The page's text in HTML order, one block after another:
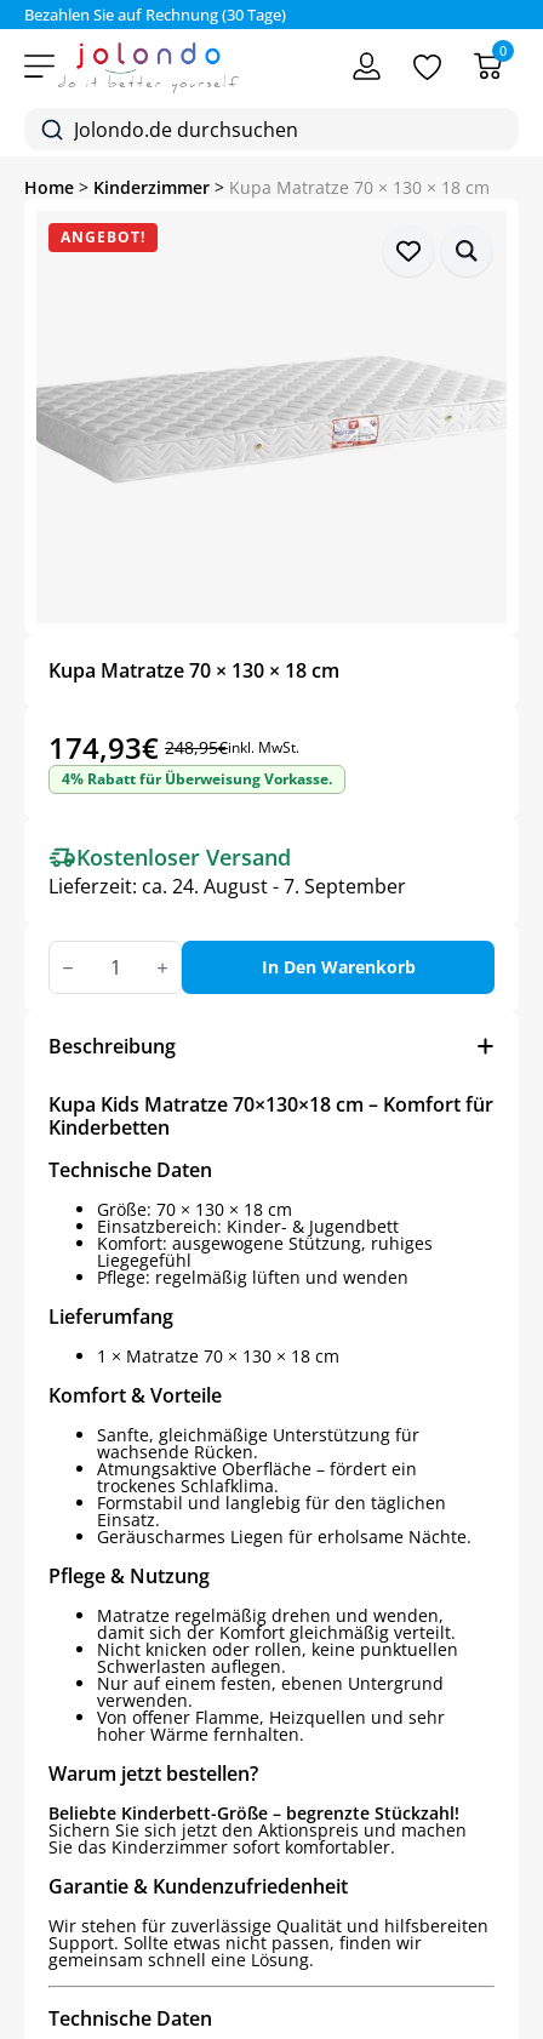
Bezahlen Sie auf Rechnung (30 Tage)
0
Home > Kinderzimmer > Kupa Matratze 70 × 130 × 18 cm
ANGEBOT!
Kupa Matratze 70 × 130 × 18 cm
248,95€
Ursprünglicher
Preis
248,95€
174,93€
Aktueller
Preis
174,93€.
inkl. MwSt.
4% Rabatt für Überweisung Vorkasse.
Kostenloser Versand
Lieferzeit: ca. 24. August - 7. September
Kupa
Matratze
70
×
Menge
In Den Warenkorb
Beschreibung
Kupa Kids Matratze 70×130×18 cm – Komfort für
Kinderbetten
Technische Daten
Größe: 70 × 130 × 18 cm
Einsatzbereich: Kinder- & Jugendbett
Komfort: ausgewogene Stützung, ruhiges
Liegegefühl
Pflege: regelmäßig lüften und wenden
Lieferumfang
1 × Matratze 70 × 130 × 18 cm
Komfort & Vorteile
Sanfte, gleichmäßige Unterstützung für
wachsende Rücken.
Atmungsaktive Oberfläche – fördert ein
trockenes Schlafklima.
Formstabil und langlebig für den täglichen
Einsatz.
Geräuscharmes Liegen für erholsame Nächte.
Pflege & Nutzung
Matratze regelmäßig drehen und wenden,
damit sich der Komfort gleichmäßig verteilt.
Nicht knicken oder rollen, keine punktuellen
Schwerlasten auflegen.
Nur auf einem festen, ebenen Untergrund
verwenden.
Von offener Flamme, Heizquellen und sehr
hoher Wärme fernhalten.
Warum jetzt bestellen?
Beliebte Kinderbett-Größe – begrenzte Stückzahl!
Sichern Sie sich jetzt den Aktionspreis und machen
Sie das Kinderzimmer sofort komfortabler.
Garantie & Kundenzufriedenheit
Wir stehen für zuverlässige Qualität und hilfsbereiten
Support. Sollte etwas nicht passen, finden wir
gemeinsam schnell eine Lösung.
Technische Daten